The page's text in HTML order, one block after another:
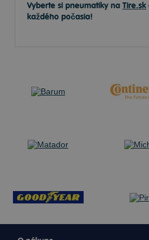
Vyberte si pneumatiky na Tire.sk
každého počasia!